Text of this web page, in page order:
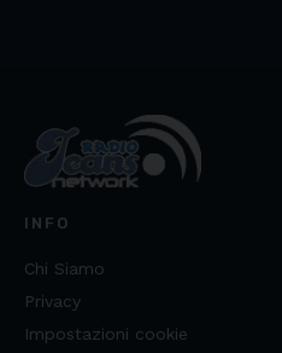
INFO
Chi Siamo
Privacy
Impostazioni cookie